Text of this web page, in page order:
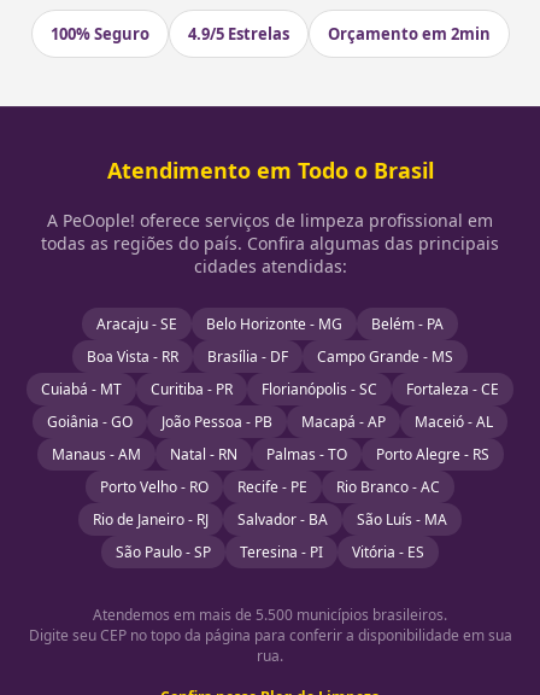
100% Seguro 4.9/5 Estrelas Orçamento em 2min
Atendimento em Todo o Brasil
A PeOople! oferece serviços de limpeza profissional em
todas as regiões do país. Confira algumas das principais
cidades atendidas:
Aracaju - SE Belo Horizonte - MG
Belém - PA
Boa Vista - RR
Brasília - DF
Campo Grande - MS
Cuiabá - MT
Curitiba - PR Florianópolis - SC
Fortaleza - CE
Goiânia - GO
João Pessoa - PB Macapá - AP
Maceió - AL
Manaus - AM
Natal - RN Palmas - TO
Porto Alegre - RS
Porto Velho - RO
Recife - PE
Rio Branco - AC
Rio de Janeiro - RJ
Salvador - BA
São Luís - MA
São Paulo - SP
Teresina - PI Vitória - ES
Atendemos em mais de 5.500 municípios brasileiros.
Digite seu CEP no topo da página para conferir a disponibilidade em sua
rua.